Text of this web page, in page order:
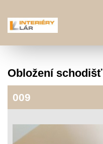
Obložení schodišť
009